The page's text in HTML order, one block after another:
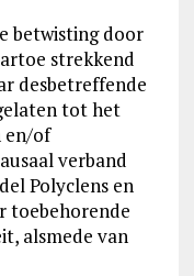
betwisting door
strekkend
desbetreffende
tot het
en/of
verband
Polyclens en
toebehorende
alsmede van